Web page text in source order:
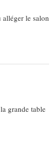
alléger le salon
grande table